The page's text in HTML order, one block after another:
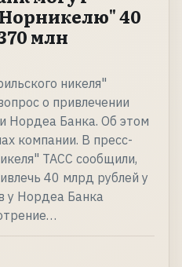
40
млн
никеля"
о привлечении
Нордеа Банка. Об этом
компании. В пресс-
ТАСС сообщили,
40 млрд рублей у
у Нордеа Банка